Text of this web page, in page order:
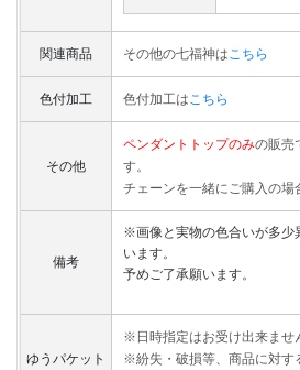
関連商品 その他の七福神はこちら
色付加工 色付加工はこちら
その他
ペンダントトップのみの販売
す。
チェーンを一緒にご購入の場
備考
※画像と実物の色合いが多少
います。
予めご了承願います。
ゆうパケット
※日時指定はお受け出来ませ
※紛失・破損等、商品に対す